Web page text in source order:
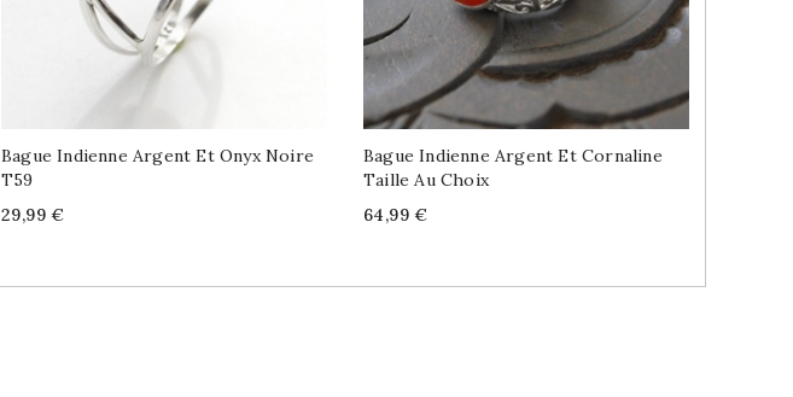
Bague Indienne Argent Et Onyx Noire
T59
Price
29,99 €
Bague Indienne Argent Et Cornaline
Taille Au Choix
Price
64,99 €